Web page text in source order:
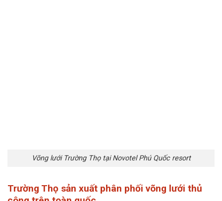
Võng lưới Trường Thọ tại Novotel Phú Quốc resort
Trường Thọ sản xuất phân phối võng lưới thủ